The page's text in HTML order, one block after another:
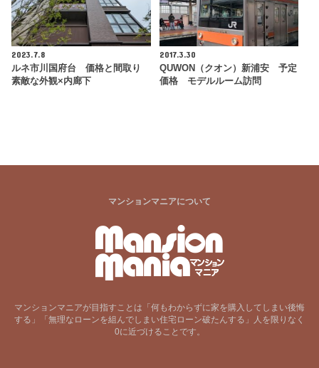
2023.7.8
ルネ市川国府台 価格と間取り
素敵な外観×内廊下
2017.3.30
QUWON（クオン）新浦安 予定
価格 モデルルーム訪問
マンションマニアについて
マンションマニアが目指すことは「何もわからずに家を購入してしまい後悔
する」「無理なローンを組んでしまい住宅ローン破たんする」人を限りなく
0に近づけることです。